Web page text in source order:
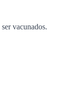
vacunados.